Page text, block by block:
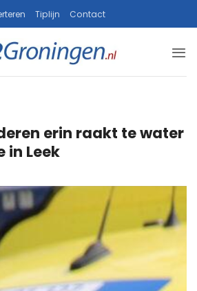
Tiplijn Contact
erin raakt te water
in Leek